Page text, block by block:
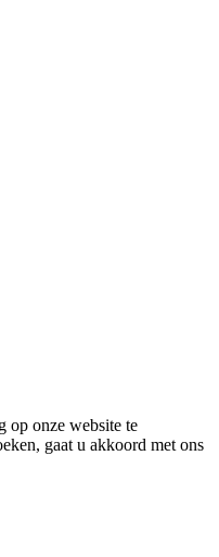
op onze website te
gaat u akkoord met ons